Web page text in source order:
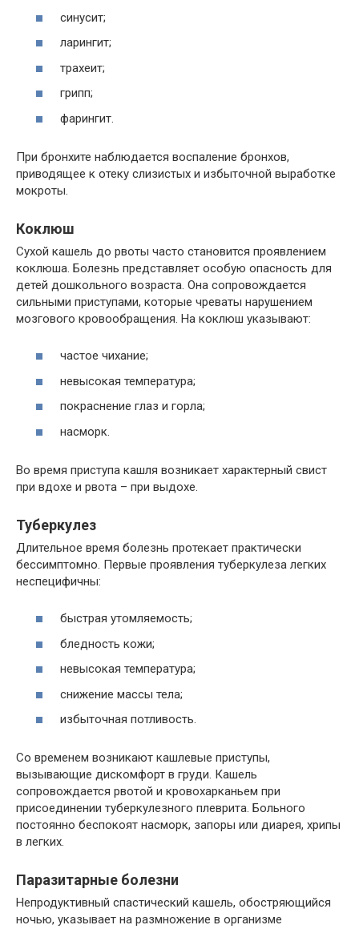
синусит;
ларингит;
трахеит;
грипп;
фарингит.
При бронхите наблюдается воспаление бронхов,
приводящее к отеку слизистых и избыточной выработке
мокроты.
Коклюш
Сухой кашель до рвоты часто становится проявлением
коклюша. Болезнь представляет особую опасность для
детей дошкольного возраста. Она сопровождается
сильными приступами, которые чреваты нарушением
мозгового кровообращения. На коклюш указывают:
частое чихание;
невысокая температура;
покраснение глаз и горла;
насморк.
Во время приступа кашля возникает характерный свист
при вдохе и рвота – при выдохе.
Туберкулез
Длительное время болезнь протекает практически
бессимптомно. Первые проявления туберкулеза легких
неспецифичны:
быстрая утомляемость;
бледность кожи;
невысокая температура;
снижение массы тела;
избыточная потливость.
Со временем возникают кашлевые приступы,
вызывающие дискомфорт в груди. Кашель
сопровождается рвотой и кровохарканьем при
присоединении туберкулезного плеврита. Больного
постоянно беспокоят насморк, запоры или диарея, хрипы
в легких.
Паразитарные болезни
Непродуктивный спастический кашель, обостряющийся
ночью, указывает на размножение в организме